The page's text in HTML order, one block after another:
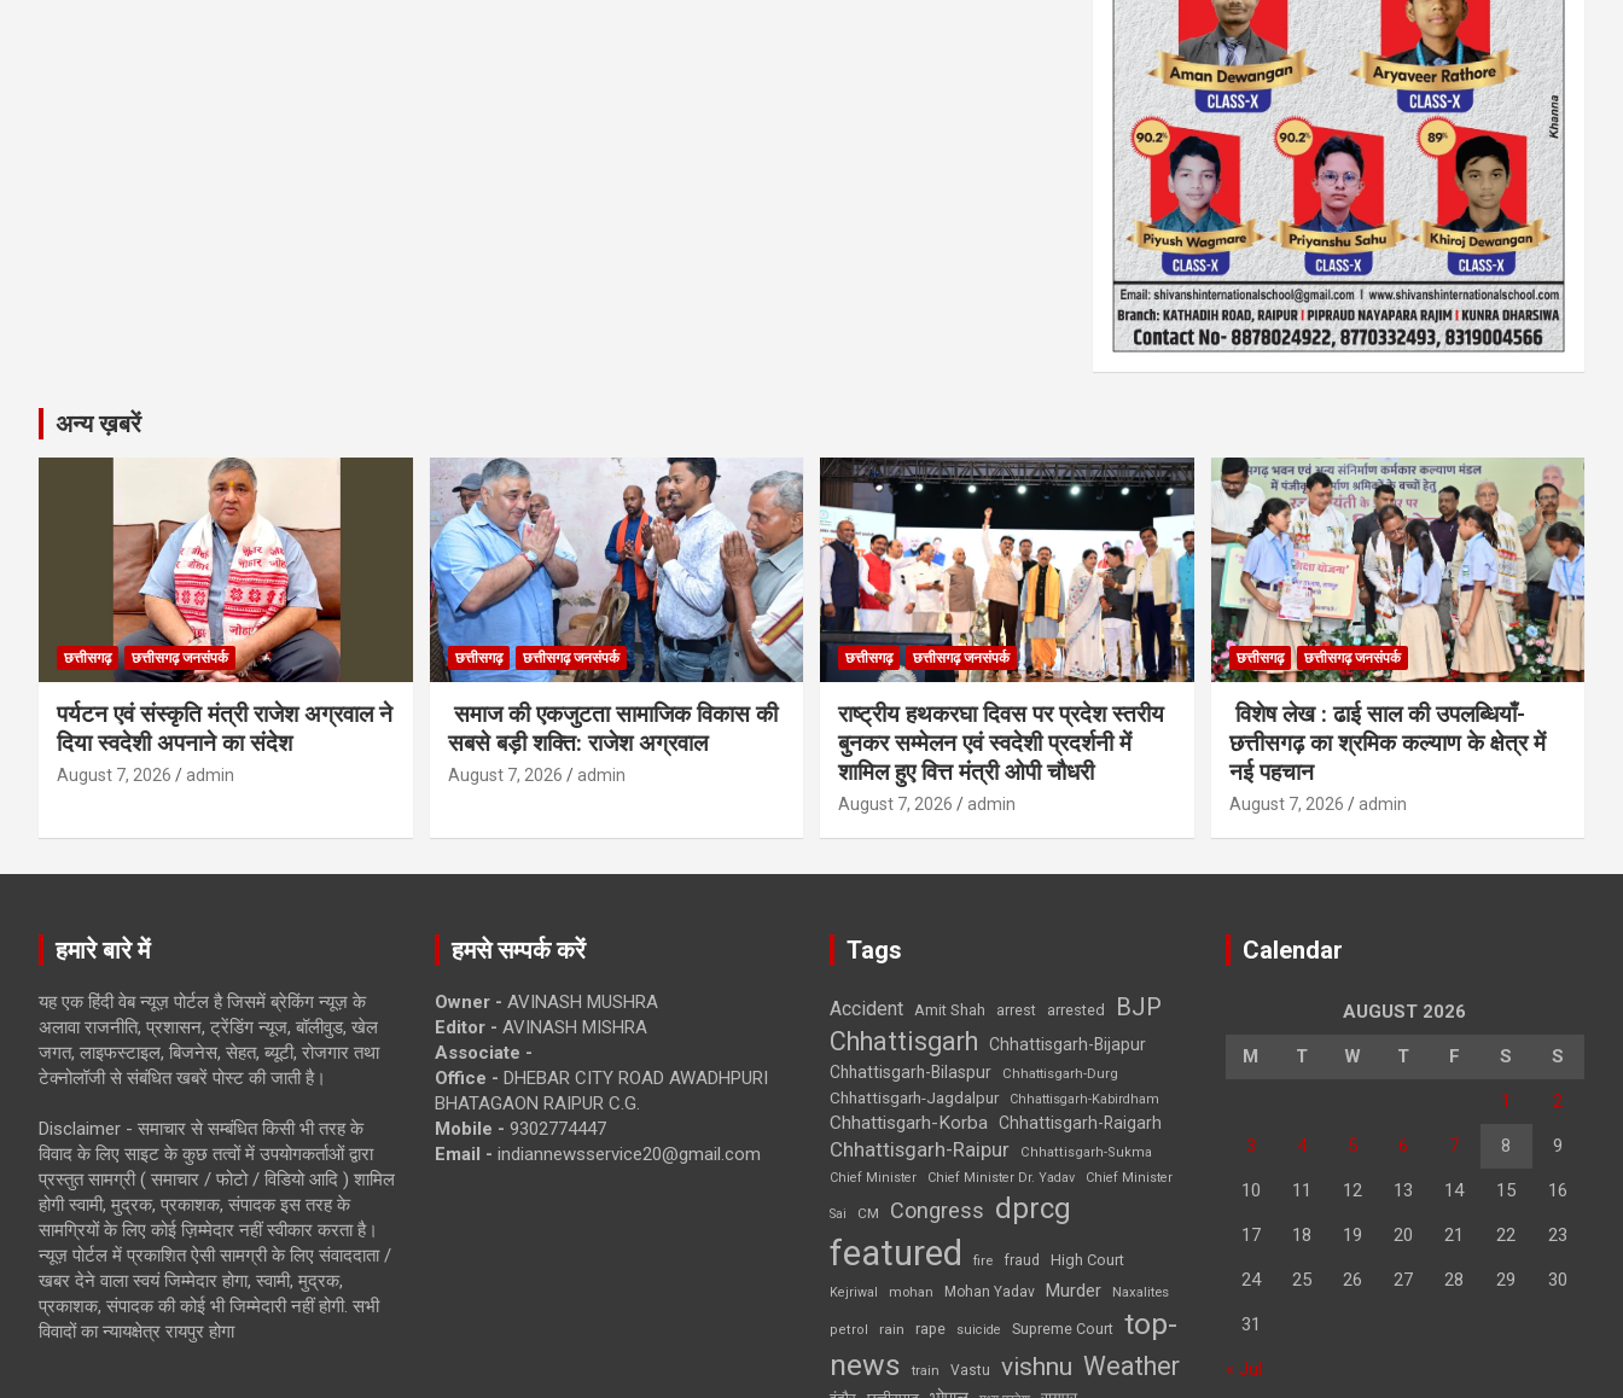
अन्य ख़बरें
छत्तीसगढ़ छत्तीसगढ़ जनसंपर्क
पर्यटन एवं संस्कृति मंत्री राजेश अग्रवाल ने
दिया स्वदेशी अपनाने का संदेश
August 7, 2026 admin
छत्तीसगढ़ छत्तीसगढ़ जनसंपर्क
समाज की एकजुटता सामाजिक विकास की
सबसे बड़ी शक्ति: राजेश अग्रवाल
August 7, 2026 admin
छत्तीसगढ़ छत्तीसगढ़ जनसंपर्क
राष्ट्रीय हथकरघा दिवस पर प्रदेश स्तरीय
बुनकर सम्मेलन एवं स्वदेशी प्रदर्शनी में
शामिल हुए वित्त मंत्री ओपी चौधरी
August 7, 2026 admin
छत्तीसगढ़ छत्तीसगढ़ जनसंपर्क
विशेष लेख : ढाई साल की उपलब्धियाँ-
छत्तीसगढ़ का श्रमिक कल्याण के क्षेत्र में
नई पहचान
August 7, 2026 admin
हमारे बारे में
यह एक हिंदी वेब न्यूज़ पोर्टल है जिसमें ब्रेकिंग न्यूज़ के
अलावा राजनीति, प्रशासन, ट्रेंडिंग न्यूज, बॉलीवुड, खेल
जगत, लाइफस्टाइल, बिजनेस, सेहत, ब्यूटी, रोजगार तथा
टेक्नोलॉजी से संबंधित खबरें पोस्ट की जाती है।
Disclaimer - समाचार से सम्बंधित किसी भी तरह के
विवाद के लिए साइट के कुछ तत्वों में उपयोगकर्ताओं द्वारा
प्रस्तुत सामग्री ( समाचार / फोटो / विडियो आदि ) शामिल
होगी स्वामी, मुद्रक, प्रकाशक, संपादक इस तरह के
सामग्रियों के लिए कोई ज़िम्मेदार नहीं स्वीकार करता है।
न्यूज़ पोर्टल में प्रकाशित ऐसी सामग्री के लिए संवाददाता /
खबर देने वाला स्वयं जिम्मेदार होगा, स्वामी, मुद्रक,
प्रकाशक, संपादक की कोई भी जिम्मेदारी नहीं होगी. सभी
विवादों का न्यायक्षेत्र रायपुर होगा
हमसे सम्पर्क करें
Owner - AVINASH MUSHRA
Editor - AVINASH MISHRA
Associate -
Office - DHEBAR CITY ROAD AWADHPURI
BHATAGAON RAIPUR C.G.
Mobile - 9302774447
Email - indiannewsservice20@gmail.com
Tags
Accident Amit Shah arrest arrested BJP
Chhattisgarh
Chhattisgarh-Bijapur
Chhattisgarh-Bilaspur
Chhattisgarh-Durg
Chhattisgarh-Jagdalpur Chhattisgarh-Kabirdham
Chhattisgarh-Korba Chhattisgarh-Raigarh
Chhattisgarh-Raipur
Chhattisgarh-Sukma
Chief Minister
Chief Minister Dr. Yadav Chief Minister
Sai CM Congress dprcg
featured fire fraud High Court
Kejriwal mohan Mohan Yadav Murder Naxalites
petrol rain rape suicide Supreme Court top-
news
train Vastu vishnu Weather
Calendar
AUGUST 2026
M T W T F S S
1 2
3 4 5 6 7 8 9
10 11 12 13 14 15 16
17 18 19 20 21 22 23
24 25 26 27 28 29 30
31
« Jul